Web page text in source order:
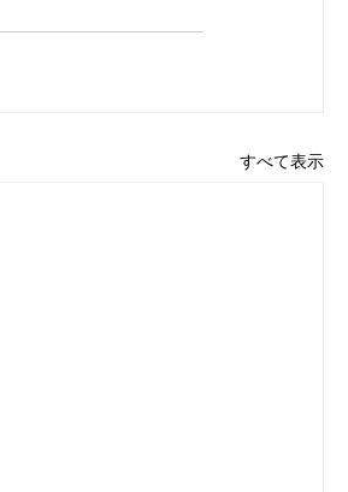
すべて表示